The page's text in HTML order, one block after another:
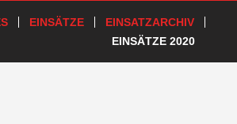
EINSÄTZE
EINSATZARCHIV
EINSÄTZE 2020